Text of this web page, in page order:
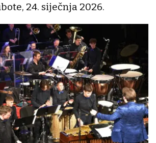
24. siječnja 2026.